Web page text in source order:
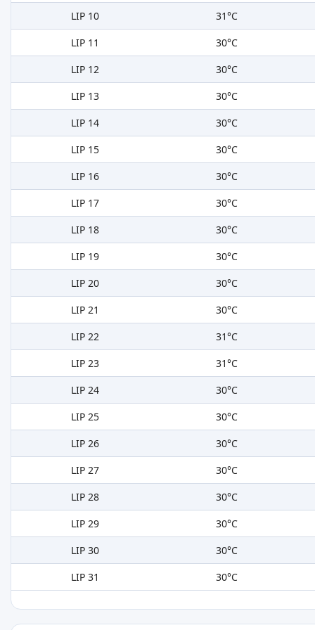
LIP 10
31°C
LIP 11
30°C
LIP 12
30°C
LIP 13
30°C
LIP 14
30°C
LIP 15
30°C
LIP 16
30°C
LIP 17
30°C
LIP 18
30°C
LIP 19
30°C
LIP 20
30°C
LIP 21
30°C
LIP 22
31°C
LIP 23
31°C
LIP 24
30°C
LIP 25
30°C
LIP 26
30°C
LIP 27
30°C
LIP 28
30°C
LIP 29
30°C
LIP 30
30°C
LIP 31
30°C